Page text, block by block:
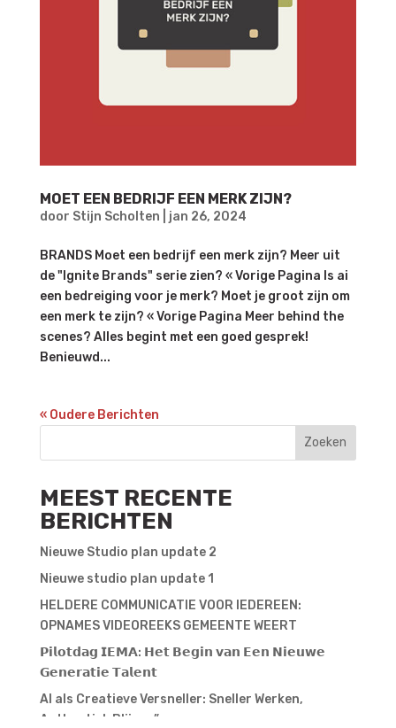
MOET EEN BEDRIJF EEN MERK ZIJN?
door Stijn Scholten jan 26, 2024
BRANDS Moet een bedrijf een merk zijn? Meer uit
de "Ignite Brands" serie zien? « Vorige Pagina Is ai
een bedreiging voor je merk? Moet je groot zijn om
een merk te zijn? « Vorige Pagina Meer behind the
scenes? Alles begint met een goed gesprek!
Benieuwd...
« Oudere Berichten
Zoeken
MEEST RECENTE
BERICHTEN
Nieuwe Studio plan update 2
Nieuwe studio plan update 1
HELDERE COMMUNICATIE VOOR IEDEREEN:
OPNAMES VIDEOREEKS GEMEENTE WEERT
𝗣𝗶𝗹𝗼𝘁𝗱𝗮𝗴 𝗜𝗘𝗠𝗔: 𝗛𝗲𝘁 𝗕𝗲𝗴𝗶𝗻 𝘃𝗮𝗻 𝗘𝗲𝗻 𝗡𝗶𝗲𝘂𝘄𝗲
𝗚𝗲𝗻𝗲𝗿𝗮𝘁𝗶𝗲 𝗧𝗮𝗹𝗲𝗻𝘁
AI als Creatieve Versneller: Sneller Werken,
Authentiek Blijven”